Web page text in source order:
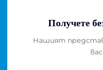
Получете
Нашият